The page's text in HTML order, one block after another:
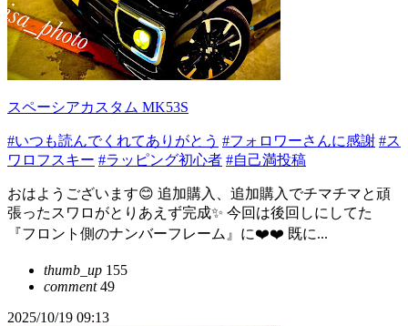
スペーシアカスタム MK53S
#いつも読んでくれてありがとう #フォロワーさんに感謝 #ス
ワロフスキー #ラッピング初心者 #自己満投稿
おはようございます😊 追加購入、追加購入でチマチマと頑
張ったスワロがとりあえず完成✨ 今回は後回しにしてた
『フロント側のナンバーフレーム』に❤️❤️ 既に...
thumb_up 155
comment49
2025/10/19 09:13